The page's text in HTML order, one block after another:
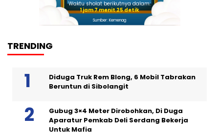
Waktu sholat berikutnya dalam:
1 jam 7 menit 24 detik
Sumber: Kemenag
TRENDING
Diduga Truk Rem Blong, 6 Mobil Tabrakan
Beruntun di Sibolangit
Gubug 3×4 Meter Dirobohkan, Di Duga
Aparatur Pemkab Deli Serdang Bekerja
Untuk Mafia